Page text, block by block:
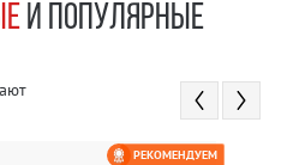
И ПОПУЛЯРНЫЕ
РЕКОМЕНДУЕМ